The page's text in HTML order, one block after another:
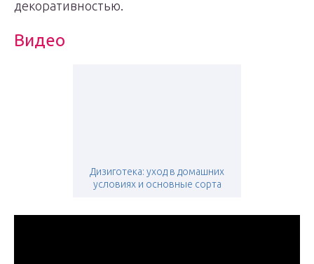
декоративностью.
Видео
Дизиготека: уход в домашних
условиях и основные сорта